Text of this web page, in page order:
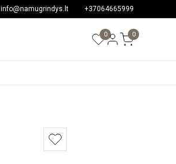
info@namugrindys.lt +37064665999
0 0